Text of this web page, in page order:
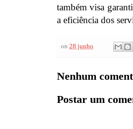
também visa
a eficiência dos
on 28 junho
Nenhum
Postar um